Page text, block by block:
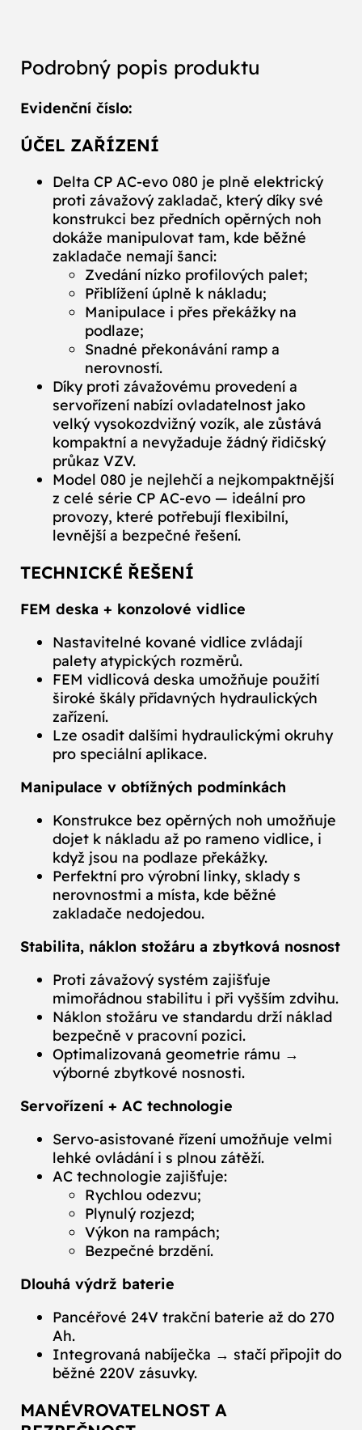
Podrobný popis produktu
Evidenční číslo:
ÚČEL ZAŘÍZENÍ
Delta CP AC‑evo 080 je plně elektrický
proti závažový zakladač, který díky své
konstrukci bez předních opěrných noh
dokáže manipulovat tam, kde běžné
zakladače nemají šanci:
Zvedání nízko profilových palet;
Přiblížení úplně k nákladu;
Manipulace i přes překážky na
podlaze;
Snadné překonávání ramp a
nerovností.
Díky proti závažovému provedení a
servořízení nabízí ovladatelnost jako
velký vysokozdvižný vozík, ale zůstává
kompaktní a nevyžaduje žádný řidičský
průkaz VZV.
Model 080 je nejlehčí a nejkompaktnější
z celé série CP AC‑evo — ideální pro
provozy, které potřebují flexibilní,
levnější a bezpečné řešení.
TECHNICKÉ ŘEŠENÍ
FEM deska + konzolové vidlice
Nastavitelné kované vidlice zvládají
palety atypických rozměrů.
FEM vidlicová deska umožňuje použití
široké škály přídavných hydraulických
zařízení.
Lze osadit dalšími hydraulickými okruhy
pro speciální aplikace.
Manipulace v obtížných podmínkách
Konstrukce bez opěrných noh umožňuje
dojet k nákladu až po rameno vidlice, i
když jsou na podlaze překážky.
Perfektní pro výrobní linky, sklady s
nerovnostmi a místa, kde běžné
zakladače nedojedou.
Stabilita, náklon stožáru a zbytková nosnost
Proti závažový systém zajišťuje
mimořádnou stabilitu i při vyšším zdvihu.
Náklon stožáru ve standardu drží náklad
bezpečně v pracovní pozici.
Optimalizovaná geometrie rámu →
výborné zbytkové nosnosti.
Servořízení + AC technologie
Servo‑asistované řízení umožňuje velmi
lehké ovládání i s plnou zátěží.
AC technologie zajišťuje:
Rychlou odezvu;
Plynulý rozjezd;
Výkon na rampách;
Bezpečné brzdění.
Dlouhá výdrž baterie
Pancéřové 24V trakční baterie až do 270
Ah.
Integrovaná nabíječka → stačí připojit do
běžné 220V zásuvky.
MANÉVROVATELNOST A